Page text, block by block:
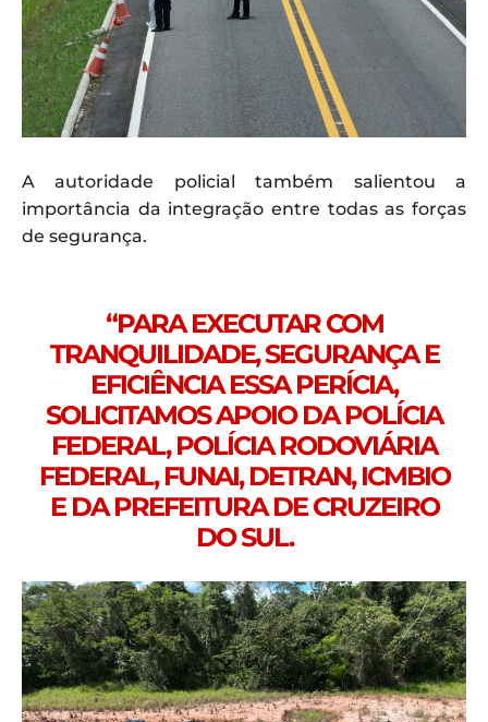
A autoridade policial também salientou a
importância da integração entre todas as forças
de segurança.
“PARA EXECUTAR COM
TRANQUILIDADE, SEGURANÇA E
EFICIÊNCIA ESSA PERÍCIA,
SOLICITAMOS APOIO DA POLÍCIA
FEDERAL, POLÍCIA RODOVIÁRIA
FEDERAL, FUNAI, DETRAN, ICMBIO
E DA PREFEITURA DE CRUZEIRO
DO SUL.